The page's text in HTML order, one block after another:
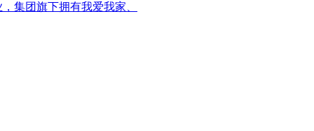
集团旗下拥有我爱我家、